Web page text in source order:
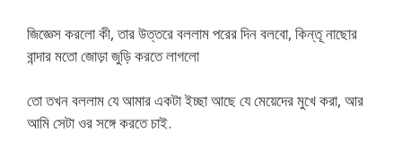
জিজ্ঞেস করলো কী, তার উত্তরে বললাম পরের দিন বলবো, কিন্তূ নাছোর
বান্দার মতো জোড়া জুড়ি করতে লাগলো
তো তখন বললাম যে আমার একটা ইচ্ছা আছে যে মেয়েদের মুখে করা, আর
আমি সেটা ওর সঙ্গে করতে চাই.